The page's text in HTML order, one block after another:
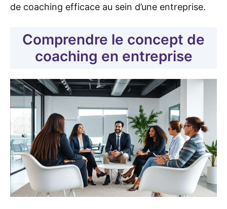
de coaching efficace au sein d’une entreprise.
Comprendre le concept de
coaching en entreprise